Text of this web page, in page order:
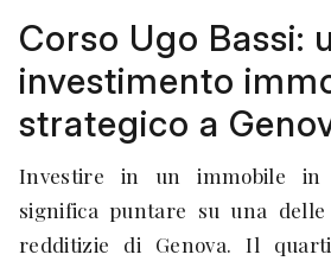
Corso Ugo Bassi:
investimento
strategico a
Investire in un immobile in
significa puntare su una
redditizie di Genova. Il